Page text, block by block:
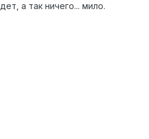
а так ничего... мило.